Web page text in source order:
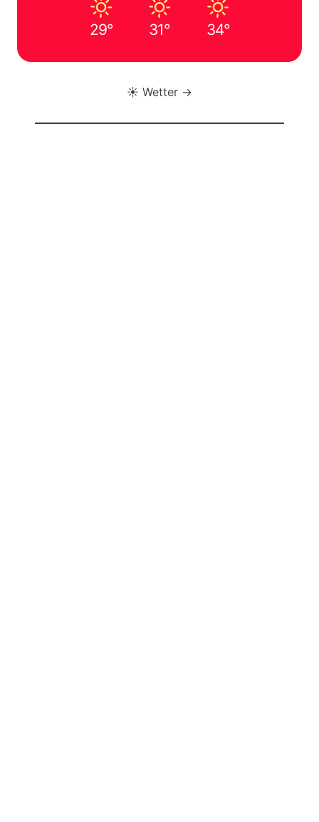
29° 31° 34°
☀️ Wetter →